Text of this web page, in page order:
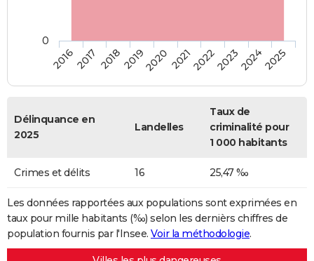
20162017 20182019202020212022202320242025
0
Délinquance en
2025
Landelles
Taux de
criminalité pour
1 000 habitants
Crimes et délits 16 25,47 ‰
Les données rapportées aux populations sont exprimées en
taux pour mille habitants (‰) selon les dernièrs chiffres de
population fournis par l'Insee. Voir la méthodologie.